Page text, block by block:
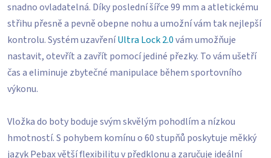
snadno ovladatelná. Díky poslední šířce 99 mm a atletickému
střihu přesně a pevně obepne nohu a umožní vám tak nejlepší
kontrolu. Systém uzavřeníUltra Lock 2.0vám umožňuje
nastavit, otevřít a zavřít pomocí jediné přezky. To vám ušetří
čas a eliminuje zbytečné manipulace během sportovního
výkonu.
Vložka do boty boduje svým skvělým pohodlím a nízkou
hmotností. S pohybem komínu o 60 stupňů poskytuje měkký
jazyk Pebax větší flexibilitu v předklonu a zaručuje ideální